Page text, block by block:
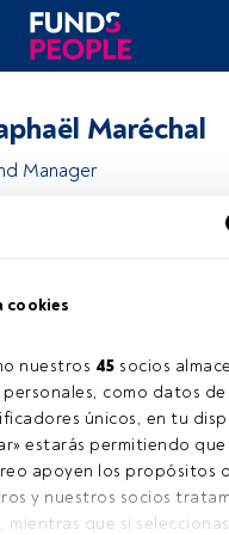
cookies
nuestros 45 socios
como datos de
únicos, en tu
estarás permitiendo que
apoyen los propósitos
y nuestros socios
que si
Maréchal
Manager
para los usuarios
estás registrado,
tienes cuenta, te
de todo el universo que